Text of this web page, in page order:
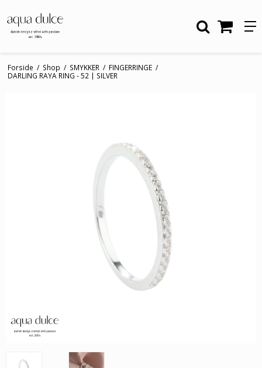
Forside / Shop / SMYKKER / FINGERRINGE /
DARLING RAYA RING - 52 | SILVER